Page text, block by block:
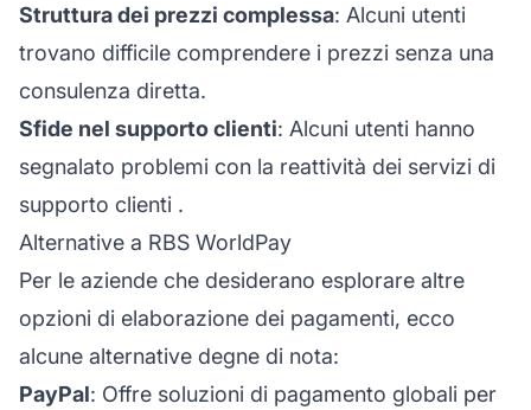
Struttura dei prezzi complessa: Alcuni utenti
trovano difficile comprendere i prezzi senza una
consulenza diretta.
Sfide nel supporto clienti: Alcuni utenti hanno
segnalato problemi con la reattività dei servizi di
supporto clienti .
Alternative a RBS WorldPay
Per le aziende che desiderano esplorare altre
opzioni di elaborazione dei pagamenti, ecco
alcune alternative degne di nota:
PayPal: Offre soluzioni di pagamento globali per